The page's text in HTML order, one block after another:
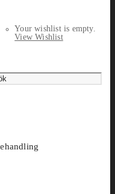
Your wishlist is empty.
View Wishlist